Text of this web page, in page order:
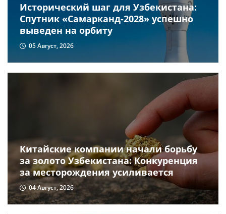
Исторический шаг для Узбекистана:
Спутник «Самарканд-2028» успешно
выведен на орбиту
05 Август, 2026
Китайские компании начали борьбу
за золото Узбекистана: Конкуренция
за месторождения усиливается
04 Август, 2026